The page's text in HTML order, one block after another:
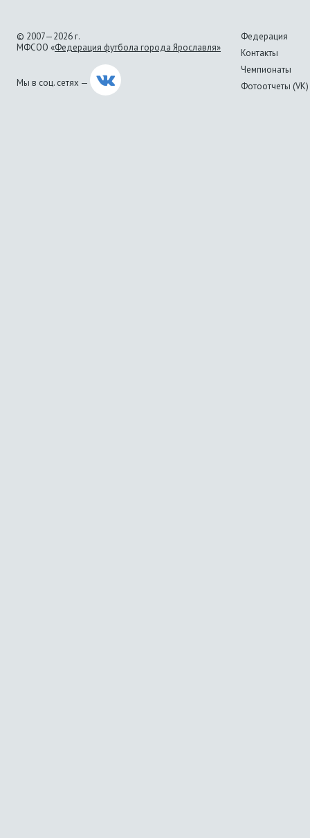
© 2007—2026 г.
МФСОО «Федерация футбола города Ярославля»
Мы в соц. сетях —
Федерация
Контакты
Чемпионаты
Фотоотчеты (VK)